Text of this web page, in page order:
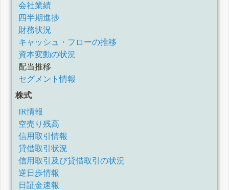
会社業績
四半期進捗
財務状況
キャッシュ・フローの推移
資本変動の状況
配当推移
セグメント情報
株式
IR情報
空売り残高
信用取引情報
貸借取引状況
信用取引及び貸借取引の状況
逆日歩情報
日証金速報